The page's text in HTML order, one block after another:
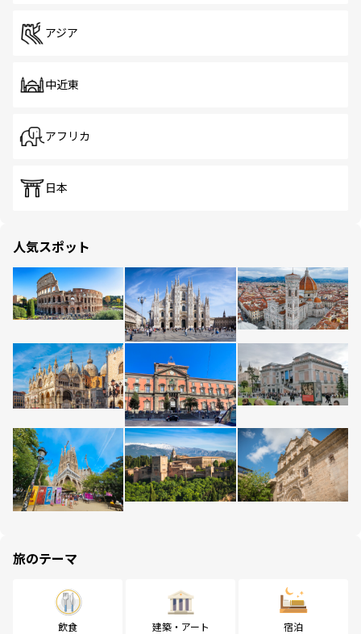
アジア
中近東
アフリカ
日本
人気スポット
旅のテーマ
飲食 建築・アート 宿泊